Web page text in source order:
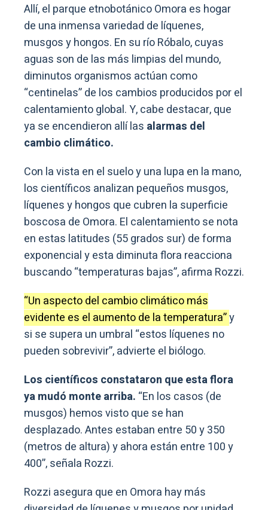
Allí, el parque etnobotánico Omora es hogar
de una inmensa variedad de líquenes,
musgos y hongos. En su río Róbalo, cuyas
aguas son de las más limpias del mundo,
diminutos organismos actúan como
“centinelas” de los cambios producidos por el
calentamiento global. Y, cabe destacar, que
ya se encendieron allí las alarmas del
cambio climático.
Con la vista en el suelo y una lupa en la mano,
los científicos analizan pequeños musgos,
líquenes y hongos que cubren la superficie
boscosa de Omora. El calentamiento se nota
en estas latitudes (55 grados sur) de forma
exponencial y esta diminuta flora reacciona
buscando “temperaturas bajas”, afirma Rozzi.
“Un aspecto del cambio climático más
evidente es el aumento de la temperatura”y
si se supera un umbral “estos líquenes no
pueden sobrevivir”, advierte el biólogo.
Los científicos constataron que esta flora
ya mudó monte arriba. “En los casos (de
musgos) hemos visto que se han
desplazado. Antes estaban entre 50 y 350
(metros de altura) y ahora están entre 100 y
400”, señala Rozzi.
Rozzi asegura que en Omora hay más